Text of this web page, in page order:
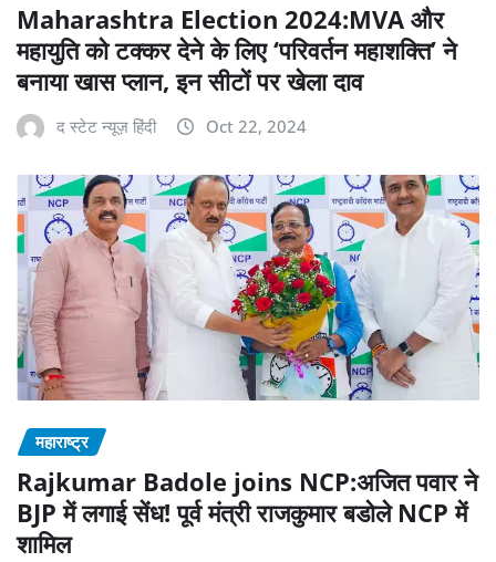
Maharashtra Election 2024:MVA और
महायुति को टक्कर देने के लिए ‘परिवर्तन महाशक्ति’ ने
बनाया खास प्लान, इन सीटों पर खेला दाव
द स्टेट न्यूज़ हिंदी Oct 22, 2024
महाराष्‍ट्र
Rajkumar Badole joins NCP:अजित पवार ने
BJP में लगाई सेंध! पूर्व मंत्री राजकुमार बडोले NCP में
शामिल